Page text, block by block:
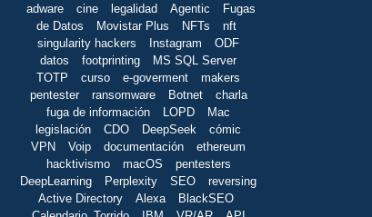
adware
cine legalidad Agentic
Fugas
de Datos
Movistar Plus NFTs
nft
singularity hackers
Instagram
ODF
datos
footprinting
MS SQL Server
TOTP
curso e-goverment
makers
pentester
ransomware Botnet
charla
fuga de información
LOPD
Mac
legislación
CDO DeepSeek
cómic
VPN
Voip documentación
ethereum
hacktivismo
macOS
pentesters
DeepLearning
Perplexity SEO
reversing
Active Directory
Alexa
BlackSEO